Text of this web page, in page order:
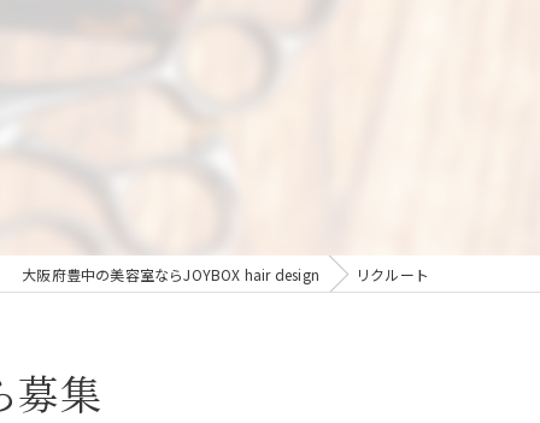
大阪府豊中の美容室ならJOYBOX hair design リクルート
募集